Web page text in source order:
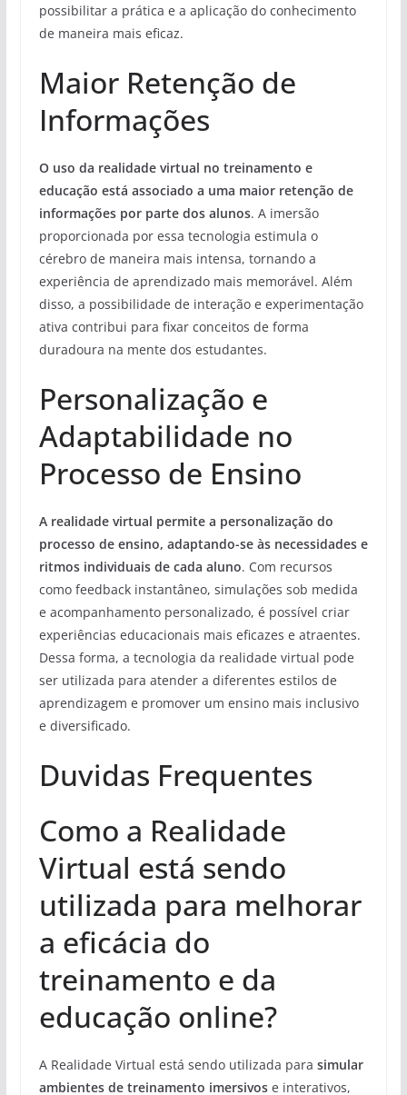
possibilitar a prática e a aplicação do conhecimento
de maneira mais eficaz.
Maior Retenção de
Informações
O uso da realidade virtual no treinamento e
educação está associado a uma maior retenção de
informações por parte dos alunos. A imersão
proporcionada por essa tecnologia estimula o
cérebro de maneira mais intensa, tornando a
experiência de aprendizado mais memorável. Além
disso, a possibilidade de interação e experimentação
ativa contribui para fixar conceitos de forma
duradoura na mente dos estudantes.
Personalização e
Adaptabilidade no
Processo de Ensino
A realidade virtual permite a personalização do
processo de ensino, adaptando-se às necessidades e
ritmos individuais de cada aluno. Com recursos
como feedback instantâneo, simulações sob medida
e acompanhamento personalizado, é possível criar
experiências educacionais mais eficazes e atraentes.
Dessa forma, a tecnologia da realidade virtual pode
ser utilizada para atender a diferentes estilos de
aprendizagem e promover um ensino mais inclusivo
e diversificado.
Duvidas Frequentes
Como a Realidade
Virtual está sendo
utilizada para melhorar
a eficácia do
treinamento e da
educação online?
A Realidade Virtual está sendo utilizada para simular
ambientes de treinamento imersivose interativos,